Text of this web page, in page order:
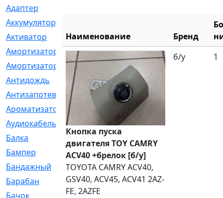
Адаптер
Аккумулятор
Активатор
[1]
Амортизатор
[608]
Амортизаторы
Антидождь
[1]
Антизапотеватель
Ароматизатор
[35]
Аудиокабель
[2]
Балка
[58]
Бампер
[137]
Бандажный
[6]
Барабан
[5]
Бачок
[40]
Наименование Бренд
Кнопка пуска
двигателя TOY CAMRY
ACV40 +брелок [б/у]
TOYOTA CAMRY ACV40,
GSV40, ACV45, ACV41 2AZ-
FE, 2AZFE
б/у 1